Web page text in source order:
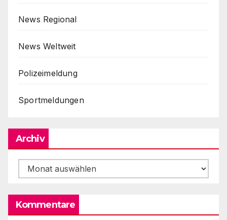
News Regional
News Weltweit
Polizeimeldung
Sportmeldungen
Archiv
Archiv
Kommentare